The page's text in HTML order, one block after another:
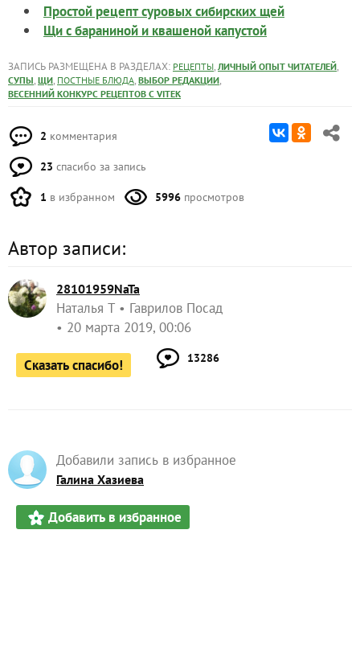
Простой рецепт суровых сибирских щей
Щи с бараниной и квашеной капустой
ЗАПИСЬ РАЗМЕЩЕНА В РАЗДЕЛАХ: РЕЦЕПТЫ, ЛИЧНЫЙ ОПЫТ ЧИТАТЕЛЕЙ,
СУПЫ, ЩИ, ПОСТНЫЕ БЛЮДА, ВЫБОР РЕДАКЦИИ,
ВЕСЕННИЙ КОНКУРС РЕЦЕПТОВ С VITEK
2 комментария
23 спасибо за запись
1 в избранном 5996 просмотров
Автор записи:
28101959NaTa
Наталья Т
Гаврилов Посад
20 марта 2019, 00:06
Сказать спасибо! 13286
Добавили запись в избранное
Галина Хазиева
Добавить в избранное